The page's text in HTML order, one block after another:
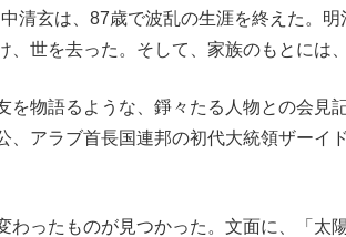
清玄は、87歳で波乱の生涯を終えた。
、世を去った。そして、家族のもとには
物語るような、錚々たる人物との会見
、アラブ首長国連邦の初代大統領ザーイ
ったものが見つかった。文面に、「太